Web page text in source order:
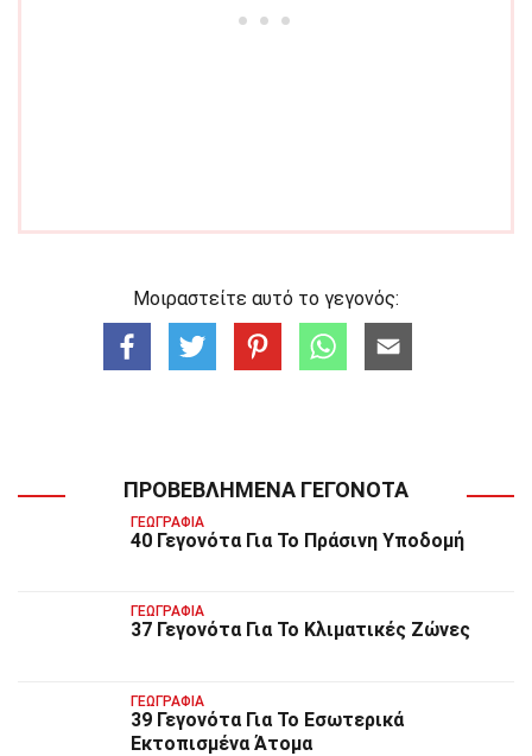
Μοιραστείτε αυτό το γεγονός:
ΠΡΟΒΕΒΛΗΜΈΝΑ ΓΕΓΟΝΌΤΑ
ΓΕΩΓΡΑΦΊΑ
40 Γεγονότα Για Το Πράσινη Υποδομή
ΓΕΩΓΡΑΦΊΑ
37 Γεγονότα Για Το Κλιματικές Ζώνες
ΓΕΩΓΡΑΦΊΑ
39 Γεγονότα Για Το Εσωτερικά
Εκτοπισμένα Άτομα